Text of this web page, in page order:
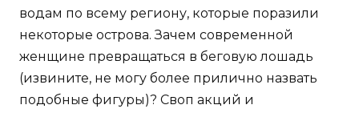
водам по всему региону, которые поразили
некоторые острова. Зачем современной
женщине превращаться в беговую лошадь
(извините, не могу более прилично назвать
подобные фигуры)? Своп акций и